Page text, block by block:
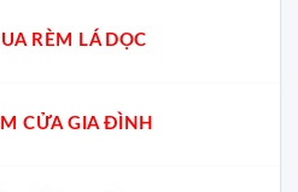
RÈM LÁ DỌC
CỬA GIA ĐÌNH